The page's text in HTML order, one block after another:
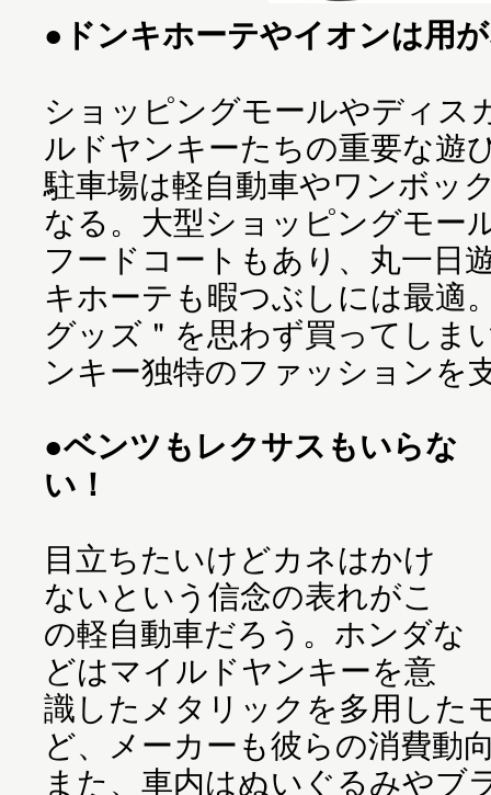
●ドンキホーテやイオンは用
ショッピングモールやディス
ルドヤンキーたちの重要な遊
駐車場は軽自動車やワンボッ
なる。大型ショッピングモー
フードコートもあり、丸一日
キホーテも暇つぶしには最適
グッズ＂を思わず買ってしま
ンキー独特のファッションを
●ベンツもレクサスもいらな
い！
目立ちたいけどカネはかけ
ないという信念の表れがこ
の軽自動車だろう。ホンダな
どはマイルドヤンキーを意
識したメタリックを多用した
ど、メーカーも彼らの消費動
また、車内はぬいぐるみやブ